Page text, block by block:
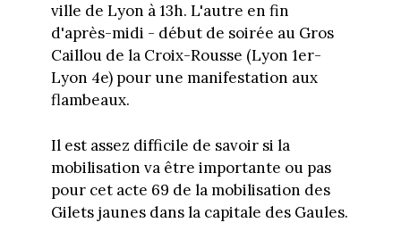
ville de Lyon à 13h. L'autre en fin
d'après-midi - début de soirée au Gros
Caillou de la Croix-Rousse (Lyon 1er-
Lyon 4e) pour une manifestation aux
flambeaux.
Il est assez difficile de savoir si la
mobilisation va être importante ou pas
pour cet acte 69 de la mobilisation des
Gilets jaunes dans la capitale des Gaules.